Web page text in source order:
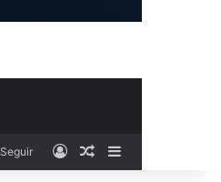
Seguir AccesoPublicación al